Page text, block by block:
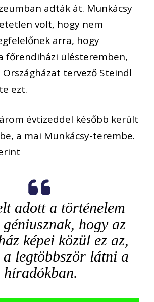
adták át. Munkácsy
volt, hogy nem
arra, hogy
főrendiházi ülésteremben,
Országházat tervező Steindl
ezt.
évtizeddel később került
a mai Munkácsy-terembe.
adott a történelem
hogy az
képei közül ez az,
a legtöbbször látni a
híradókban.